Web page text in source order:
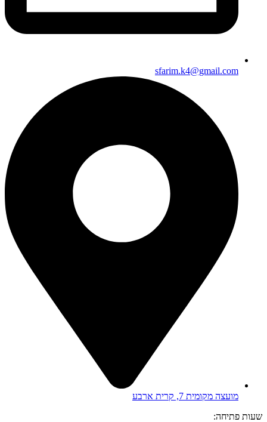
sfarim.k4@gmail.com
מועצה מקומית 7, קרית ארבע
שעות פתיחה: